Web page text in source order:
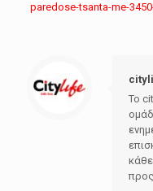
paredose-tsanta-me-
Το